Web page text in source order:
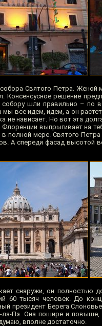
Святого Петра.
Консенсусное решение
шли правильно – по
мы все идем, идем, а он
не нависает. Но вот эта
выпрыгивает на
полной мере. Святого
А спереди фасад высотой
снаружи, он полностью
60 тысяч человек. До
президент Берега
Пэ. Она пошире и
вполне достаточно.